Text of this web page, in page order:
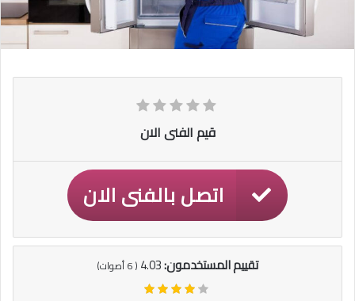
قيم الفنى الان
اتصل بالفنى الان
تقييم المستخدمون:4.03
(
6أصوات)